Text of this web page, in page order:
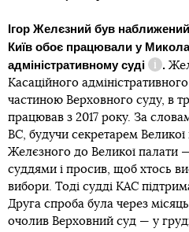
Ігор Желєзний був
Київ обоє працювали у
адміністративному суді
.
Касаційного
частиною Верховного суду, в
працював з 2017 року. За
ВС, будучи секретарем
Желєзного до Великої палати
суддями і просив, щоб хтось
вибори. Тоді судді КАС
Друга спроба була через
очолив Верховний суд — у